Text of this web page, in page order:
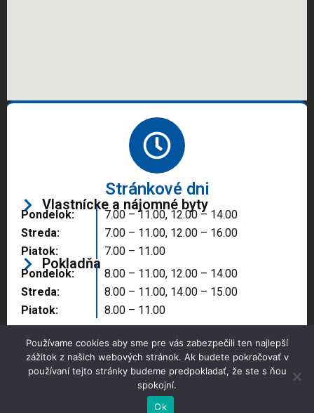
Stránkové dni
Vlastnícke a nájomné byty
Pondelok:
Streda:
Piatok:
7.00 – 11.00, 12.00 – 14.00
7.00 – 11.00, 12.00 – 16.00
7.00 – 11.00
Pokladňa
Pondelok:
Streda:
Piatok:
8.00 – 11.00, 12.00 – 14.00
8.00 – 11.00, 14.00 – 15.00
8.00 – 11.00
Copyright © 2025 Správa majetku mesta, n.o.,
Partizánske
Používame cookies aby sme pre vás zabezpečili ten najlepší
zážitok z našich webových stránok. Ak budete pokračovať v
používaní tejto stránky budeme predpokladať, že ste s ňou
spokojní.
Ok